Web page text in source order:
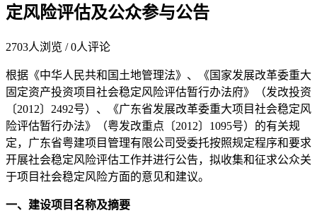
定风险评估及公众参与公告
2703人浏览 /0人评论
根据《中华人民共和国土地管理法》、《国家发展改革委重大
固定资产投资项目社会稳定风险评估暂行办法府》（发改投资
〔2012〕2492号）、《广东省发展改革委重大项目社会稳定风
险评估暂行办法》（粤发改重点〔2012〕1095号）的有关规
定，广东省粤建项目管理有限公司受委托按照规定程序和要求
开展社会稳定风险评估工作并进行公告，拟收集和征求公众关
于项目社会稳定风险方面的意见和建议。
一、建设项目名称及摘要